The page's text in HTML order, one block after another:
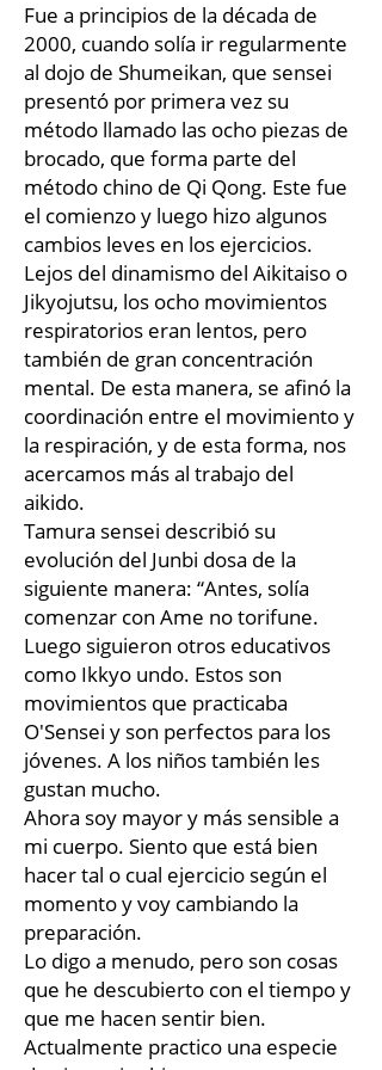
Fue a principios de la década de
2000, cuando solía ir regularmente
al dojo de Shumeikan, que sensei
presentó por primera vez su
método llamado las ocho piezas de
brocado, que forma parte del
método chino de Qi Qong. Este fue
el comienzo y luego hizo algunos
cambios leves en los ejercicios.
Lejos del dinamismo del Aikitaiso o
Jikyojutsu, los ocho movimientos
respiratorios eran lentos, pero
también de gran concentración
mental. De esta manera, se afinó la
coordinación entre el movimiento y
la respiración, y de esta forma, nos
acercamos más al trabajo del
aikido.
Tamura sensei describió su
evolución del Junbi dosa de la
siguiente manera: “Antes, solía
comenzar con Ame no torifune.
Luego siguieron otros educativos
como Ikkyo undo. Estos son
movimientos que practicaba
O'Sensei y son perfectos para los
jóvenes. A los niños también les
gustan mucho.
Ahora soy mayor y más sensible a
mi cuerpo. Siento que está bien
hacer tal o cual ejercicio según el
momento y voy cambiando la
preparación.
Lo digo a menudo, pero son cosas
que he descubierto con el tiempo y
que me hacen sentir bien.
Actualmente practico una especie